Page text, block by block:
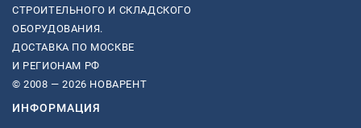
СТРОИТЕЛЬНОГО И СКЛАДСКОГО
ОБОРУДОВАНИЯ.
ДОСТАВКА ПО МОСКВЕ
И РЕГИОНАМ РФ
© 2008 — 2026 НОВАРЕНТ
ИНФОРМАЦИЯ